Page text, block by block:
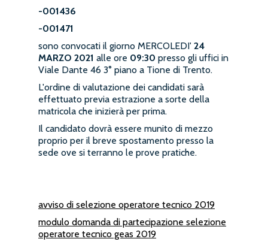
-001436
-001471
sono convocati il giorno MERCOLEDI' 24
MARZO 2021 alle ore 09:30 presso gli uffici in
Viale Dante 46 3° piano a Tione di Trento.
L'ordine di valutazione dei candidati sarà
effettuato previa estrazione a sorte della
matricola che inizierà per prima.
Il candidato dovrà essere munito di mezzo
proprio per il breve spostamento presso la
sede ove si terranno le prove pratiche.
avviso di selezione operatore tecnico 2019
modulo domanda di partecipazione selezione
operatore tecnico geas 2019